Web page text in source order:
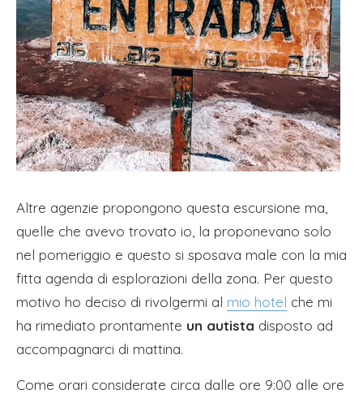
Altre agenzie propongono questa escursione ma,
quelle che avevo trovato io, la proponevano solo
nel pomeriggio e questo si sposava male con la mia
fitta agenda di esplorazioni della zona. Per questo
motivo ho deciso di rivolgermi al mio hotel che mi
ha rimediato prontamente un autista disposto ad
accompagnarci di mattina.
Come orari considerate circa dalle ore 9:00 alle ore